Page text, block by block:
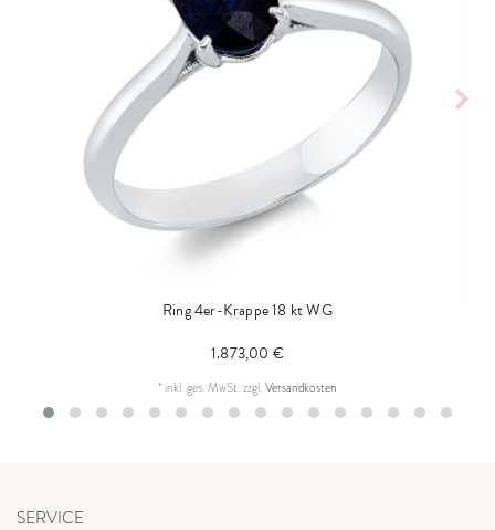
Ring 4er-Krappe 18 kt WG
1.873,00 €
* inkl. ges. MwSt.zzgl.Versandkosten
SERVICE